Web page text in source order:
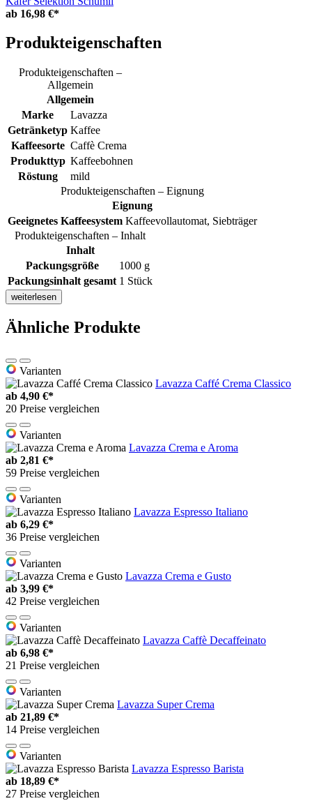
ab 16,98 €*
Produkteigenschaften
Produkteigenschaften –
Allgemein
Allgemein
Marke
Lavazza
Getränketyp Kaffee
Kaffeesorte Caffè Crema
Produkttyp Kaffeebohnen
Röstung
mild
Produkteigenschaften – Eignung
Eignung
Geeignetes Kaffeesystem Kaffeevollautomat, Siebträger
Produkteigenschaften – Inhalt
Inhalt
Packungsgröße
1000 g
Packungsinhalt gesamt 1 Stück
weiterlesen
Ähnliche Produkte
Varianten
Lavazza Caffé Crema Classico
ab 4,90 €*
20 Preise vergleichen
Varianten
Lavazza Crema e Aroma
ab 2,81 €*
59 Preise vergleichen
Varianten
Lavazza Espresso Italiano
ab 6,29 €*
36 Preise vergleichen
Varianten
Lavazza Crema e Gusto
ab 3,99 €*
42 Preise vergleichen
Varianten
Lavazza Caffè Decaffeinato
ab 6,98 €*
21 Preise vergleichen
Varianten
Lavazza Super Crema
ab 21,89 €*
14 Preise vergleichen
Varianten
Lavazza Espresso Barista
ab 18,89 €*
27 Preise vergleichen